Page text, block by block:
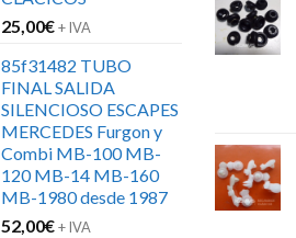
25,00€+ IVA
85f31482 TUBO
FINAL SALIDA
SILENCIOSO ESCAPES
MERCEDES Furgon y
Combi MB-100 MB-
120 MB-14 MB-160
MB-1980 desde 1987
52,00€+ IVA